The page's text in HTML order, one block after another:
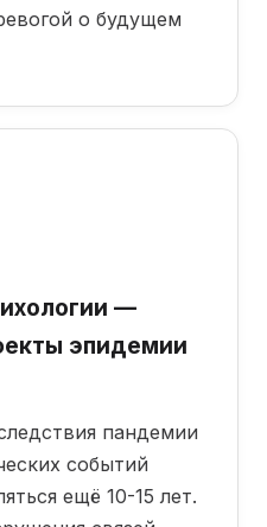
о будущем
—
эпидемии
пандемии
событий
ещё 10-15 лет.